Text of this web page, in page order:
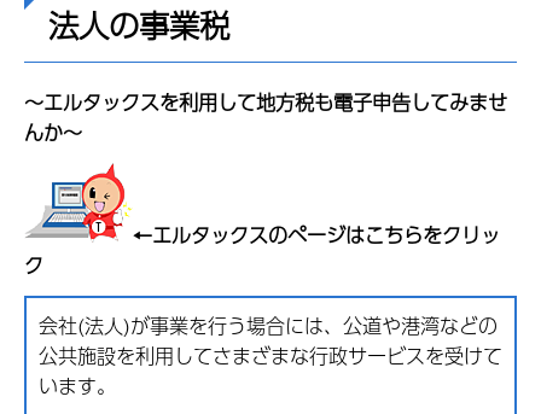
法人の事業税
～エルタックスを利用して地方税も電子申告してみませ
んか～
←エルタックスのページはこちらをクリッ
ク
会社(法人)が事業を行う場合には、公道や港湾などの
公共施設を利用してさまざまな行政サービスを受けて
います。